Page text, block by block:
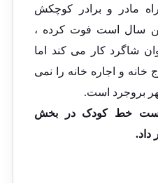
همراه مادر و برادر کوچکش
سال است فوت کرده ،
شاگرد کار می کند اما
و اجاره خانه را نمی
بروجرد است.
دست خط کودک در بخش
داد.